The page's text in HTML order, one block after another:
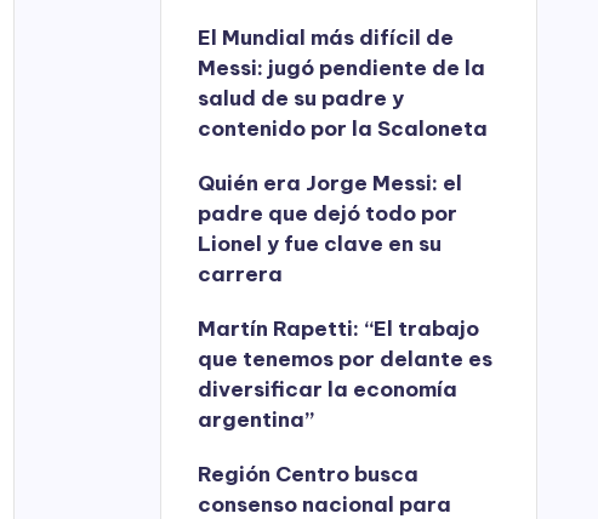
El Mundial más difícil de
Messi: jugó pendiente de la
salud de su padre y
contenido por la Scaloneta
Quién era Jorge Messi: el
padre que dejó todo por
Lionel y fue clave en su
carrera
Martín Rapetti: “El trabajo
que tenemos por delante es
diversificar la economía
argentina”
Región Centro busca
consenso nacional para